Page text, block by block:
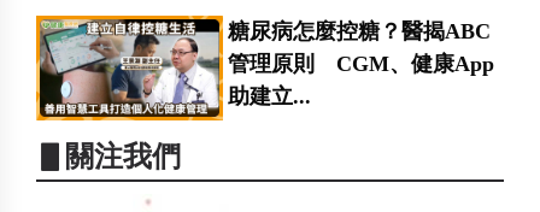
糖尿病怎麼控糖？醫揭ABC
管理原則 CGM、健康App
助建立...
▋關注我們